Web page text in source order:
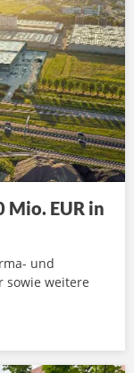
EUR in
und
sowie weitere